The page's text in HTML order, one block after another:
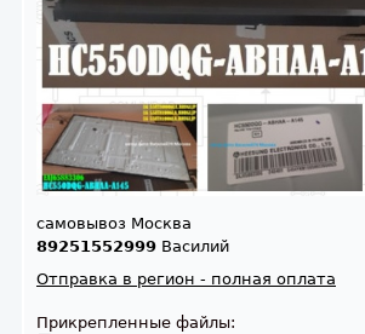
самовывоз Москва
89251552999 Василий
Отправка в регион - полная оплата
Прикрепленные файлы: